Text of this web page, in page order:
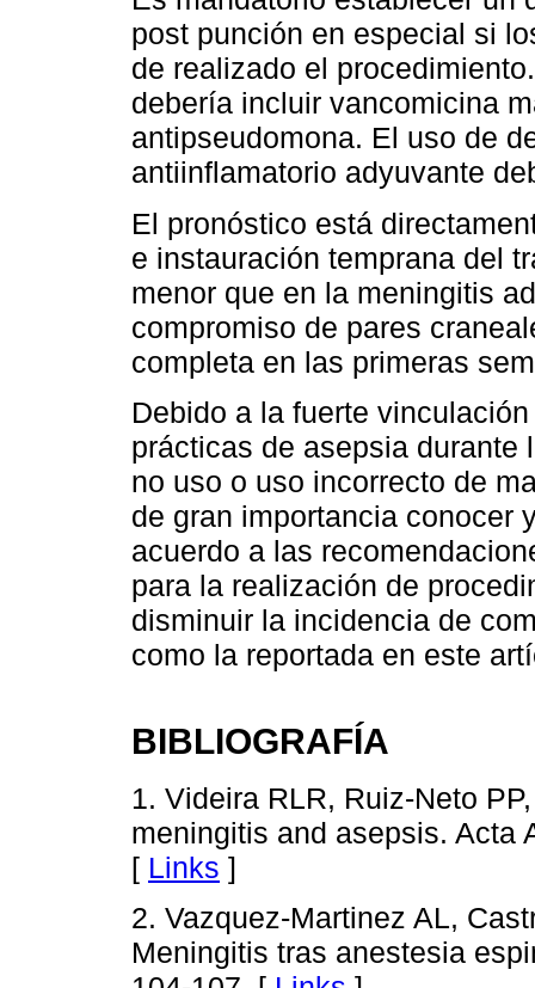
post punción en especial si
de realizado el
debería incluir vancomicina
antipseudomona. El uso de
antiinflamatorio adyuvante
El pronóstico está
e instauración temprana del
menor que en la meningitis
compromiso de pares
completa en las primeras
Debido a la fuerte
prácticas de asepsia durante
no uso o uso incorrecto de
de gran importancia conocer
acuerdo a las
para la realización de
disminuir la incidencia de
como la reportada en este
BIBLIOGRAFÍA
1. Videira RLR, Ruiz-Neto
meningitis and asepsis. Acta
[ Links ]
2. Vazquez-Martinez AL,
Meningitis tras anestesia